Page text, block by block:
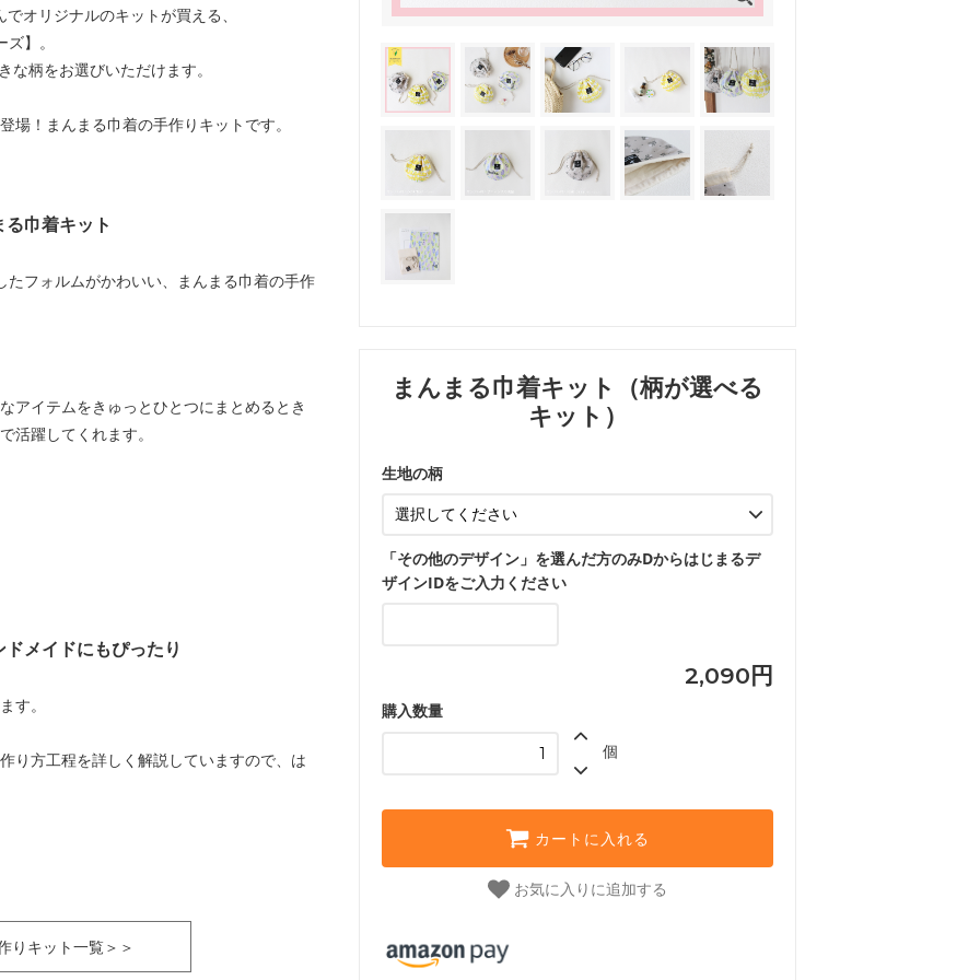
まんまる巾着キット（柄が選べる
キット）
生地の柄
「その他のデザイン」を選んだ方のみDからはじまるデ
ザインIDをご入力ください
2,090円
購入数量
個
カートに入れる
お気に入りに追加する
オリジナルのキットが買える、
】。
な柄をお選びいただけます。
場！まんまる巾着の手作りキットです。
巾着キット
フォルムがかわいい、まんまる巾着の手作
アイテムをきゅっとひとつにまとめるとき
活躍してくれます。
メイドにもぴったり
す。
り方工程を詳しく解説していますので、は
りキット一覧＞＞